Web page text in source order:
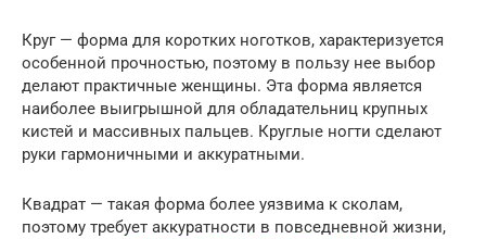
Круг — форма для коротких ноготков, характеризуется
особенной прочностью, поэтому в пользу нее выбор
делают практичные женщины. Эта форма является
наиболее выигрышной для обладательниц крупных
кистей и массивных пальцев. Круглые ногти сделают
руки гармоничными и аккуратными.
Квадрат — такая форма более уязвима к сколам,
поэтому требует аккуратности в повседневной жизни,